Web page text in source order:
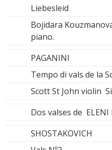
Liebesleid
Bojidara
piano.
PAGANINI
Tempo di vals de la
Scott St John violin
Dos valses de ELENI
SHOSTAKOVICH